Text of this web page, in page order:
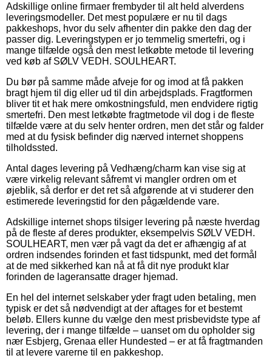
Adskillige online firmaer frembyder til alt held alverdens
leveringsmodeller. Det mest populære er nu til dags
pakkeshops, hvor du selv afhenter din pakke den dag der
passer dig. Leveringstypen er jo temmelig smertefri, og i
mange tilfælde også den mest letkøbte metode til levering
ved køb af SØLV VEDH. SOULHEART.
Du bør på samme måde afveje for og imod at få pakken
bragt hjem til dig eller ud til din arbejdsplads. Fragtformen
bliver tit et hak mere omkostningsfuld, men endvidere rigtig
smertefri. Den mest letkøbte fragtmetode vil dog i de fleste
tilfælde være at du selv henter ordren, men det står og falder
med at du fysisk befinder dig nærved internet shoppens
tilholdssted.
Antal dages levering på Vedhæng/charm kan vise sig at
være virkelig relevant såfremt vi mangler ordren om et
øjeblik, så derfor er det ret så afgørende at vi studerer den
estimerede leveringstid for den pågældende vare.
Adskillige internet shops tilsiger levering på næste hverdag
på de fleste af deres produkter, eksempelvis SØLV VEDH.
SOULHEART, men vær på vagt da det er afhængig af at
ordren indsendes forinden et fast tidspunkt, med det formål
at de med sikkerhed kan nå at få dit nye produkt klar
forinden de lageransatte drager hjemad.
En hel del internet selskaber yder fragt uden betaling, men
typisk er det så nødvendigt at der aftages for et bestemt
beløb. Ellers kunne du vælge den mest prisbevidste type af
levering, der i mange tilfælde – uanset om du opholder sig
nær Esbjerg, Grenaa eller Hundested – er at få fragtmanden
til at levere varerne til en pakkeshop.